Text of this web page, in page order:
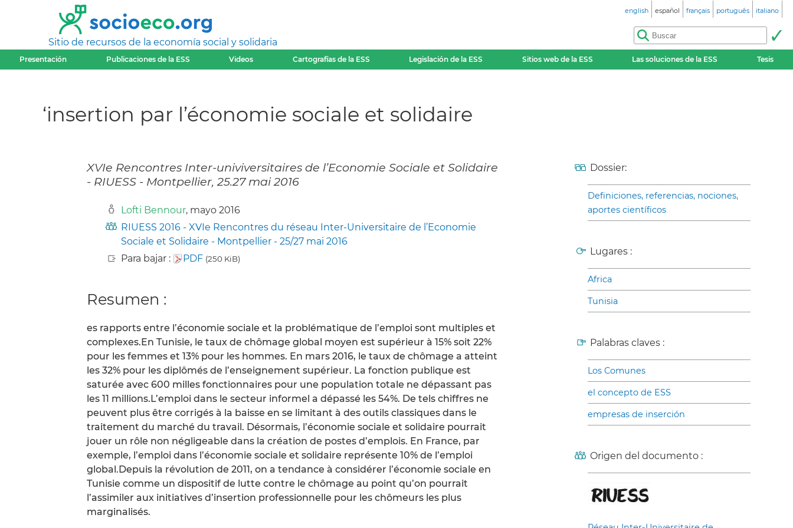
Sitio de recursos de la economía social y solidaria
english español français português italiano
Presentación Publicaciones de la ESS Videos Cartografías de la ESS Legislación de la ESS Sitios web de la ESS Las soluciones de la ESS Tesis
‘insertion par l’économie sociale et solidaire
XVIe Rencontres Inter-univiversitaires de l’Economie Sociale et Solidaire
- RIUESS - Montpellier, 25.27 mai 2016
Lofti Bennour, mayo 2016
RIUESS 2016 - XVIe Rencontres du réseau Inter-Universitaire de l’Economie
Sociale et Solidaire - Montpellier - 25/27 mai 2016
Para bajar :
PDF (250 KiB)
Resumen :
es rapports entre l’économie sociale et la problématique de l’emploi sont multiples et
complexes.En Tunisie, le taux de chômage global moyen est supérieur à 15% soit 22%
pour les femmes et 13% pour les hommes. En mars 2016, le taux de chômage a atteint
les 32% pour les diplômés de l’enseignement supérieur. La fonction publique est
saturée avec 600 milles fonctionnaires pour une population totale ne dépassant pas
les 11 millions.L’emploi dans le secteur informel a dépassé les 54%. De tels chiffres ne
peuvent plus être corrigés à la baisse en se limitant à des outils classiques dans le
traitement du marché du travail. Désormais, l’économie sociale et solidaire pourrait
jouer un rôle non négligeable dans la création de postes d’emplois. En France, par
exemple, l’emploi dans l’économie sociale et solidaire représente 10% de l’emploi
global.Depuis la révolution de 2011, on a tendance à considérer l’économie sociale en
Tunisie comme un dispositif de lutte contre le chômage au point qu’on pourrait
l’assimiler aux initiatives d’insertion professionnelle pour les chômeurs les plus
marginalisés.
Dossier:
Definiciones, referencias, nociones,
aportes científicos
Lugares :
Africa
Tunisia
Palabras claves :
Los Comunes
el concepto de ESS
empresas de inserción
Origen del documento :